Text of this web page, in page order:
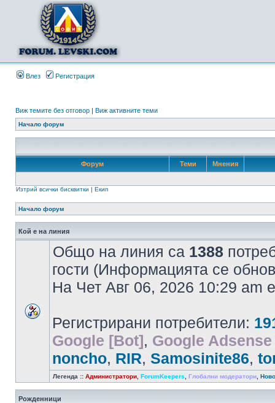
Влез Регистрация
Виж темите без отговор | Виж активните теми
Начало форум
Форум Теми Мнения
Изтрий всички бисквитки | Екип
Начало форум
Кой е на линия
Общо на линия са 1388
гости (Информацията се
На Чет Авг 06, 2026 10:29
Регистрирани потребители:
Google [Bot], Google
noncho, RIR, Samosinite86,
Легенда :: Администратори ForumKeepers Глобални модератори
Рожденници